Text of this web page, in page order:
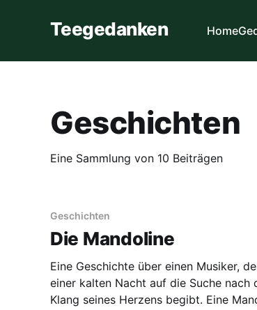
Teegedanken Home
Geschichten
Eine Sammlung von 10 Beiträgen
Geschichten
Die Mandoline
Eine Geschichte über einen Musiker,
einer kalten Nacht auf die Suche nach
Klang seines Herzens begibt. Eine